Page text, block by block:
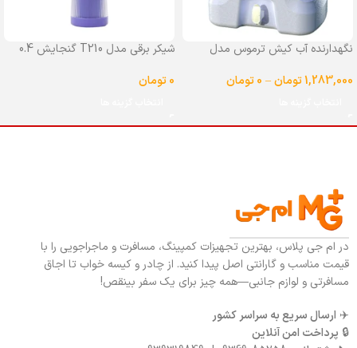
نگهدارنده آب کیش ترموس مدل
1,283,000تومان–
0تومان
شیکر برقی مدل T210 گنجایش 0.4
0تومان
در ام جی پلاس، بهترین تجهیزات کمپینگ، مسافرت و ماجراجویی را با
قیمت مناسب و گارانتی اصل پیدا کنید. از چادر و کیسه خواب تا اجاق
مسافرتی و لوازم جانبی—همه چیز برای یک سفر بینقص!
✈️ ارسال سریع به سراسر کشور
🔒 پرداخت امن آنلاین